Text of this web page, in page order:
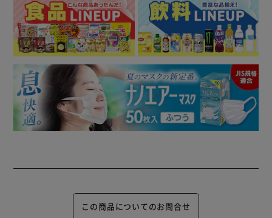
この商品についてのお問合せ